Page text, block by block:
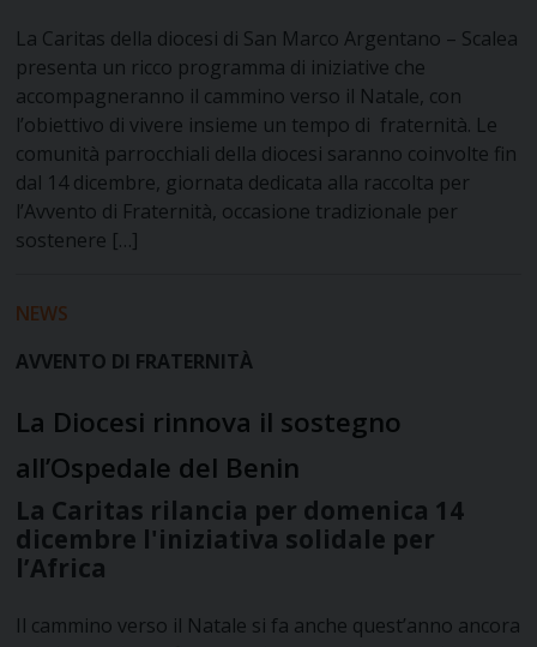
La Caritas della diocesi di San Marco Argentano – Scalea
presenta un ricco programma di iniziative che
accompagneranno il cammino verso il Natale, con
l’obiettivo di vivere insieme un tempo di fraternità. Le
comunità parrocchiali della diocesi saranno coinvolte fin
dal 14 dicembre, giornata dedicata alla raccolta per
l’Avvento di Fraternità, occasione tradizionale per
sostenere […]
NEWS
AVVENTO DI FRATERNITÀ
La Diocesi rinnova il sostegno
all’Ospedale del Benin
La Caritas rilancia per domenica 14
dicembre l'iniziativa solidale per
l’Africa
Il cammino verso il Natale si fa anche quest’anno ancora